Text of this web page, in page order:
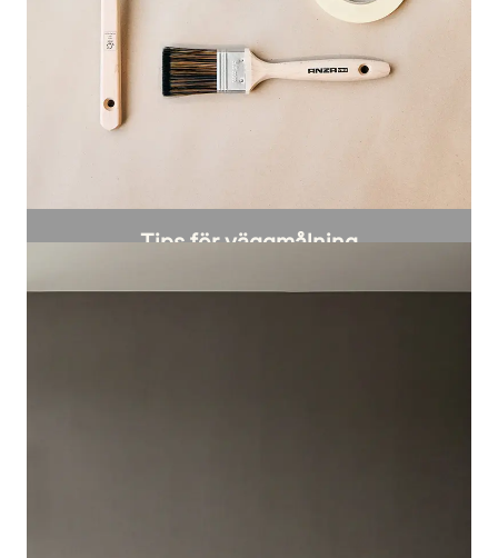
Tips för väggmålning